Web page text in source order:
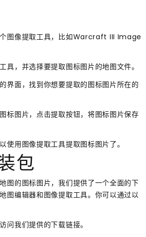
图像提取工具，比如Warcraft III Image
具，并选择要提取图标图片的地图文件。
界面，找到你想要提取的图标图片所在的
标图片，点击提取按钮，将图标图片保存
使用图像提取工具提取图标图片了。
包
图的图标图片，我们提供了一个全面的下
图编辑器和图像提取工具。你可以通过以
问我们提供的下载链接。